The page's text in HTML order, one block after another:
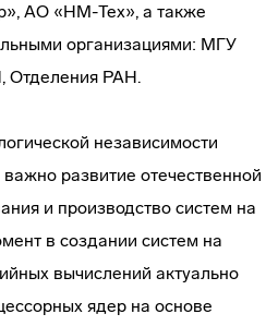
АО «НМ-Тех», а также
организациями: МГУ
Отделения РАН.
независимости
развитие отечественной
и производство систем на
в создании систем на
вычислений актуально
ядер на основе